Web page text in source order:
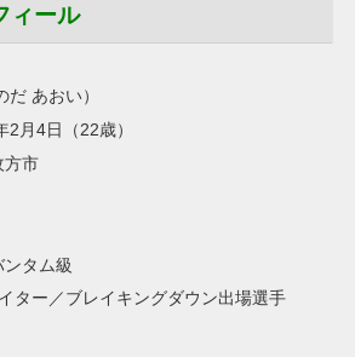
ィール
あおい）
月4日（22歳）
方市
タム級
ター／ブレイキングダウン出場選手